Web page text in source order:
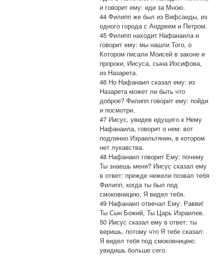
и говорит ему: иди за Мною.
44 Филипп же был из Вифсаиды, из
одного города с Андреем и Петром.
45 Филипп находит Нафанаила и
говорит ему: мы нашли Того, о
Котором писали Моисей в законе и
пророки, Иисуса, сына Иосифова,
из Назарета.
46 Но Нафанаил сказал ему: из
Назарета может ли быть что
доброе? Филипп говорит ему: пойди
и посмотри.
47 Иисус, увидев идущего к Нему
Нафанаила, говорит о нем: вот
подлинно Израильтянин, в котором
нет лукавства.
48 Нафанаил говорит Ему: почему
Ты знаешь меня? Иисус сказал ему
в ответ: прежде нежели позвал тебя
Филипп, когда ты был под
смоковницею, Я видел тебя.
49 Нафанаил отвечал Ему: Равви!
Ты Сын Божий, Ты Царь Израилев.
50 Иисус сказал ему в ответ: ты
веришь, потому что Я тебе сказал:
Я видел тебя под смоковницею;
увидишь больше сего.